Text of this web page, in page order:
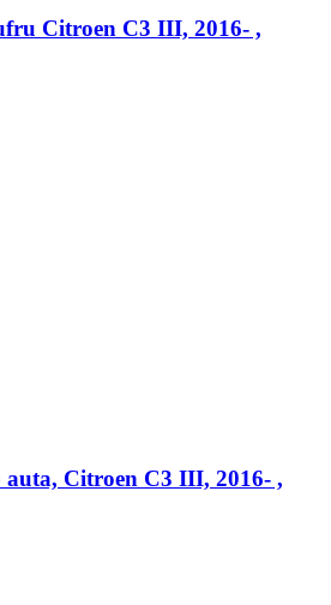
Citroen C3 III, 2016- ,
auta, Citroen C3 III, 2016- ,